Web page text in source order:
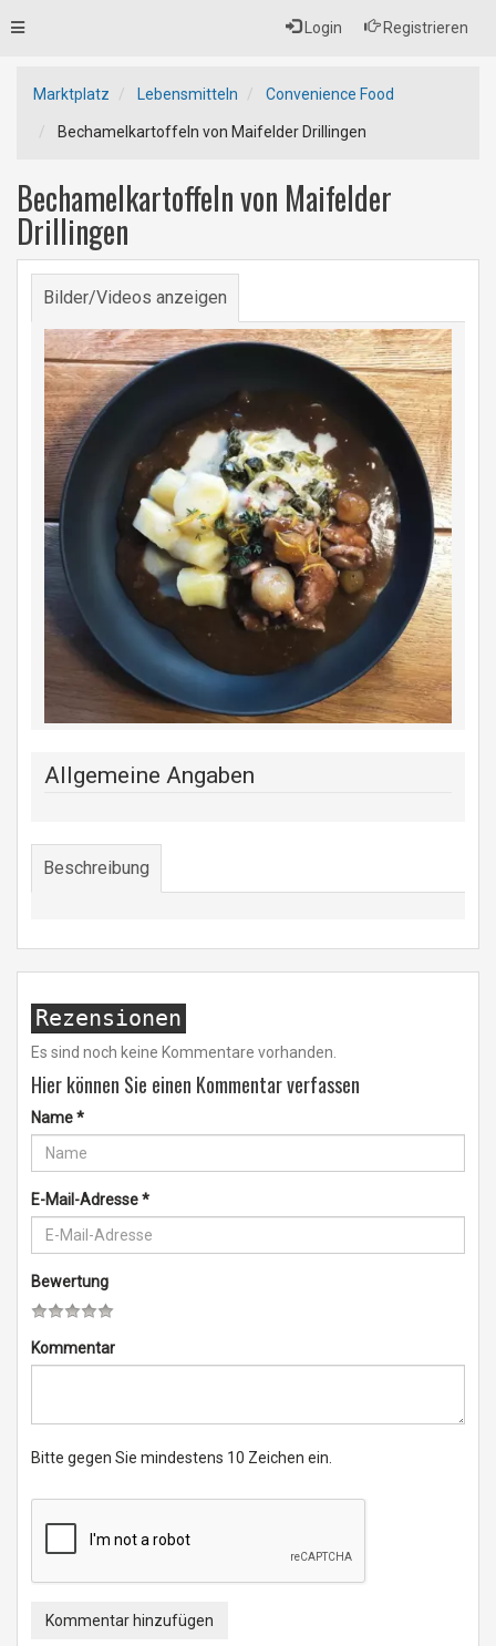
Login Registrieren
Toggle
Marktplatz Lebensmitteln Convenience Food
Bechamelkartoffeln von Maifelder Drillingen
Bechamelkartoffeln von Maifelder
Drillingen
Bilder/Videos anzeigen
Allgemeine Angaben
Beschreibung
Rezensionen
Es sind noch keine Kommentare vorhanden.
Hier können Sie einen Kommentar verfassen
Name*
E-Mail-Adresse*
Bewertung
Kommentar
Bitte gegen Sie mindestens 10 Zeichen ein.
Kommentar hinzufügen